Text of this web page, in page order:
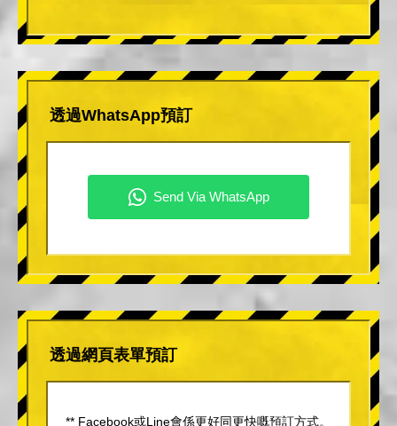
透過WhatsApp預訂
透過網頁表單預訂
** Facebook或Line會係更好同更快嘅預訂方式。